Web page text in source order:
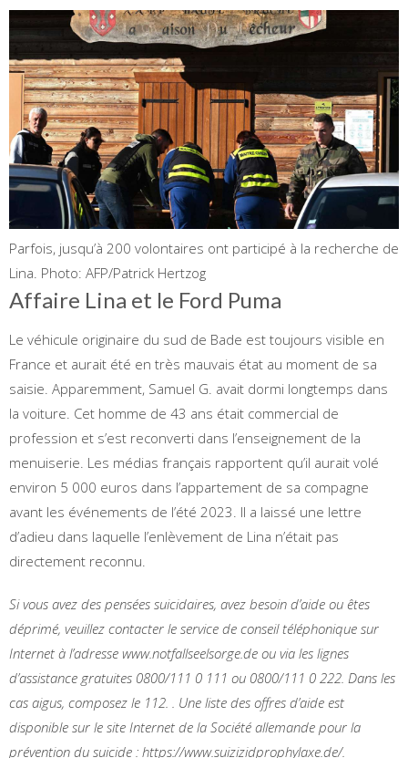
Parfois, jusqu’à 200 volontaires ont participé à la recherche de
Lina. Photo: AFP/Patrick Hertzog
Affaire Lina et le Ford Puma
Le véhicule originaire du sud de Bade est toujours visible en
France et aurait été en très mauvais état au moment de sa
saisie. Apparemment, Samuel G. avait dormi longtemps dans
la voiture. Cet homme de 43 ans était commercial de
profession et s’est reconverti dans l’enseignement de la
menuiserie. Les médias français rapportent qu’il aurait volé
environ 5 000 euros dans l’appartement de sa compagne
avant les événements de l’été 2023. Il a laissé une lettre
d’adieu dans laquelle l’enlèvement de Lina n’était pas
directement reconnu.
Si vous avez des pensées suicidaires, avez besoin d’aide ou êtes
déprimé, veuillez contacter le service de conseil téléphonique sur
Internet à l’adresse www.notfallseelsorge.de ou via les lignes
d’assistance gratuites 0800/111 0 111 ou 0800/111 0 222. Dans les
cas aigus, composez le 112. . Une liste des offres d’aide est
disponible sur le site Internet de la Société allemande pour la
prévention du suicide : https://www.suizizidprophylaxe.de/.